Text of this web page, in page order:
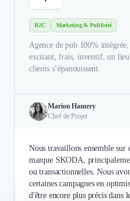
B2C Marketing & Publicité
Agence de pub 100%
excitant, frais, inventif, un lieu
clients s’épanouissent.
Marion Hamery
Chef de Projet
Nous travaillons ensemble
marque SKODA,
ou transactionnelles. Nous
certaines campagnes en
d'être encore plus précis dans